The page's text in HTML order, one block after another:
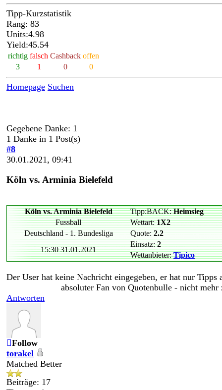
Tipp-Kurzstatistik
Rang: 83
Units:4.98
Yield:45.54
richtig falsch Cashback offen
3
1 0 0
Homepage Suchen
Gegebene Danke: 1
1 Danke in 1 Post(s)
#8
30.01.2021, 09:41
Köln vs. Arminia Bielefeld
Köln vs. Arminia Bielefeld Tipp:BACK:Heimsieg
Fussball
Wettart:1X2
Deutschland - 1. Bundesliga
Quote: 2.2
15:30 31.01.2021
Einsatz:2
Wettanbieter:Tipico
Der User hat keine Nachricht eingegeben, er hat nur Tipps
absoluter Fan von Quotenbulle - nicht
Antworten
Follow
torakel
Matched Better
Beiträge: 17